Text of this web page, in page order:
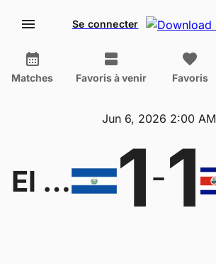
Se connecter
Matches Favoris à venir Favoris
Jun 6, 2026 2:00 AM
El Salvador W 1-1